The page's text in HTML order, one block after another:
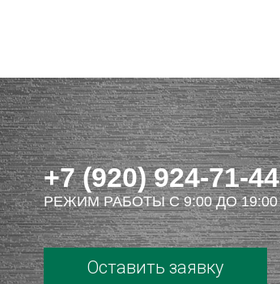
+7 (920) 924-71-44
РЕЖИМ РАБОТЫ С 9:00 ДО 19:00
Оставить заявку